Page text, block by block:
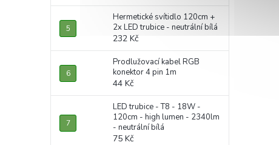
Hermetické svítidlo 120cm +
2x LED trubice - neutrální bílá
232 Kč
Prodlužovací kabel RGB
konektor 4 pin 1m
44 Kč
LED trubice - T8 - 18W -
120cm - high lumen - 2340lm
- neutrální bílá
75 Kč